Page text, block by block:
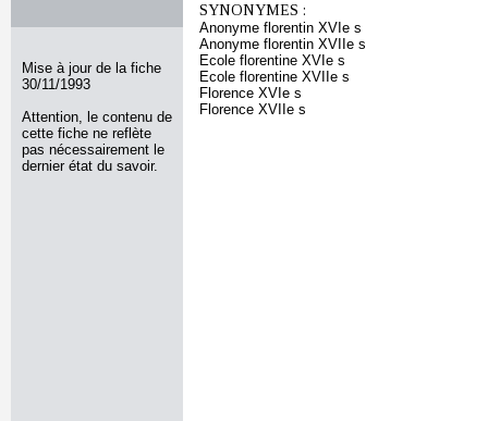
Mise à jour de la fiche
30/11/1993
Attention, le contenu de
cette fiche ne reflète
pas nécessairement le
dernier état du savoir.
SYNONYMES :
Anonyme florentin XVIe s
Anonyme florentin XVIIe s
Ecole florentine XVIe s
Ecole florentine XVIIe s
Florence XVIe s
Florence XVIIe s